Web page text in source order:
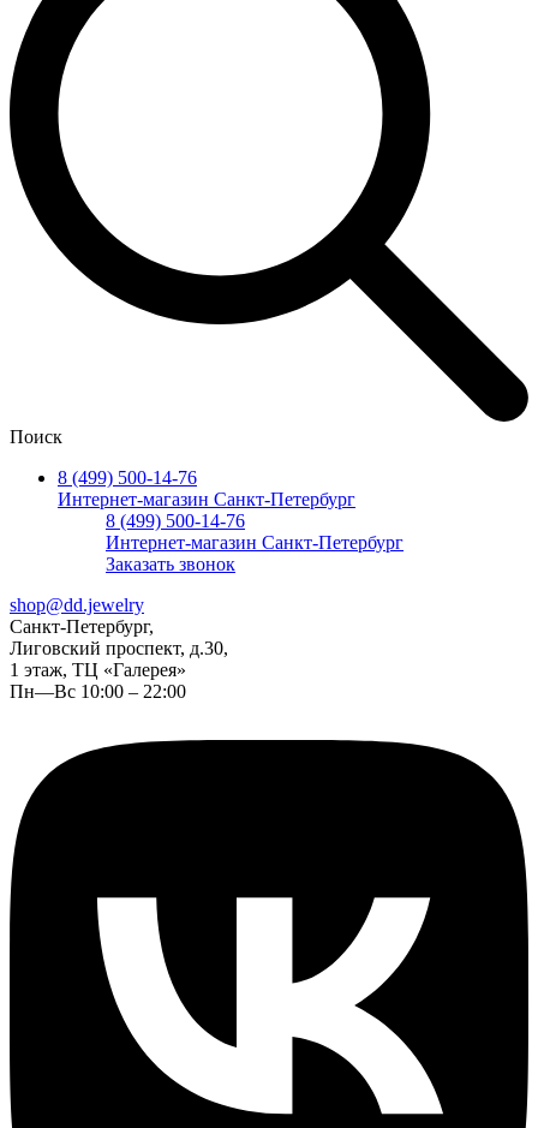
Поиск
8 (499) 500-14-76
Интернет-магазин Санкт-Петербург
8 (499) 500-14-76
Интернет-магазин Санкт-Петербург
Заказать звонок
shop@dd.jewelry
Санкт-Петербург,
Лиговский проспект, д.30,
1 этаж, ТЦ «Галерея»
Пн—Вс 10:00 – 22:00